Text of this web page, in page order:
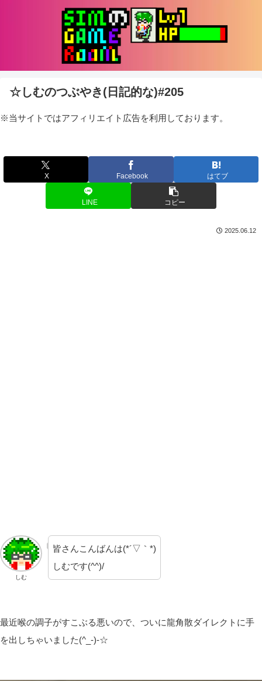
☆しむのつぶやき(日記的な)#205
※当サイトではアフィリエイト広告を利用しております。
X Facebook はてブ
LINE コピー
2025.06.12
しむ
皆さんこんばんは(*´▽｀*)
しむです(^^)/
最近喉の調子がすこぶる悪いので、ついに龍角散ダイレクトに手
を出しちゃいました(^_-)-☆